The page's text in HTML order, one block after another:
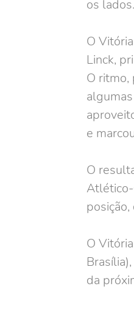
os lados.
O
Linck,
O ritmo,
e
O
O
da